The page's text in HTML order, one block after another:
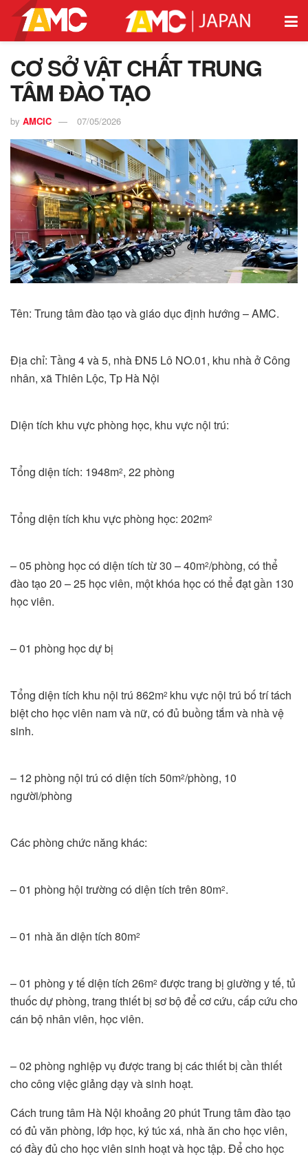
CƠ SỞ VẬT CHẤT TRUNG
TÂM ĐÀO TẠO
by AMCIC 07/05/2026
Tên: Trung tâm đào tạo và giáo dục định hướng – AMC.
Địa chỉ: Tầng 4 và 5, nhà ĐN5 Lô NO.01, khu nhà ở Công
nhân, xã Thiên Lộc, Tp Hà Nội
Diện tích khu vực phòng học, khu vực nội trú:
Tổng diện tích: 1948m2, 22 phòng
Tổng diện tích khu vực phòng học: 202m2
– 05 phòng học có diện tích từ 30 – 40m2/phòng, có thể
đào tạo 20 – 25 học viên, một khóa học có thể đạt gần 130
học viên.
– 01 phòng học dự bị
Tổng diện tích khu nội trú 862m2 khu vực nội trú bố trí tách
biệt cho học viên nam và nữ, có đủ buồng tắm và nhà vệ
sinh.
– 12 phòng nội trú có diện tích 50m2/phòng, 10
người/phòng
Các phòng chức năng khác:
– 01 phòng hội trường có diện tích trên 80m2.
– 01 nhà ăn diện tích 80m2
– 01 phòng y tế diện tích 26m2 được trang bị giường y tế, tủ
thuốc dự phòng, trang thiết bị sơ bộ để cơ cứu, cấp cứu cho
cán bộ nhân viên, học viên.
– 02 phòng nghiệp vụ được trang bị các thiết bị cần thiết
cho công việc giảng dạy và sinh hoạt.
Cách trung tâm Hà Nội khoảng 20 phút Trung tâm đào tạo
có đủ văn phòng, lớp học, ký túc xá, nhà ăn cho học viên,
có đầy đủ cho học viên sinh hoạt và học tập. Để cho học